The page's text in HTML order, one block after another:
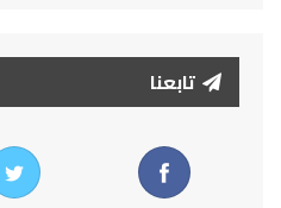
تابعنا